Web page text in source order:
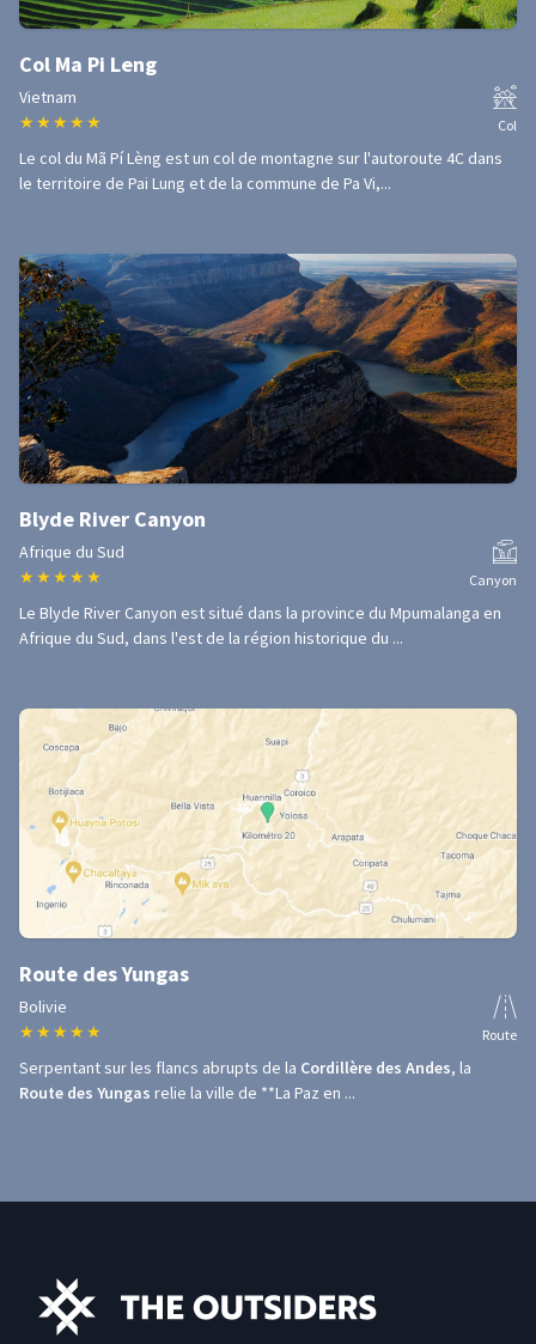
Col Ma Pi Leng
Vietnam
★ ★ ★ ★ ★ Col
Le col du Mã Pí Lèng est un col de montagne sur l'autoroute 4C dans
le territoire de Pai Lung et de la commune de Pa Vi,...
Blyde River Canyon
Afrique du Sud
★ ★ ★ ★ ★ Canyon
Le Blyde River Canyon est situé dans la province du Mpumalanga en
Afrique du Sud, dans l'est de la région historique du ...
Route des Yungas
Bolivie
★ ★ ★ ★ ★ Route
Serpentant sur les flancs abrupts de la Cordillère des Andes, la
Route des Yungas relie la ville de **La Paz en ...